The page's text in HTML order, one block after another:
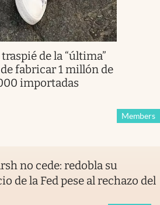
traspié de la “última”
fabricar 1 millón de
importadas
Members
no cede: redobla su
de la Fed pese al rechazo del